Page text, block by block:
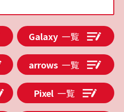
Galaxy 一覧
arrows 一覧
Pixel 一覧